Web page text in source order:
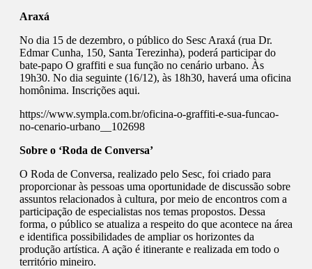
Araxá
No dia 15 de dezembro, o público do Sesc Araxá (rua Dr.
Edmar Cunha, 150, Santa Terezinha), poderá participar do
bate-papo O graffiti e sua função no cenário urbano. Às
19h30. No dia seguinte (16/12), às 18h30, haverá uma oficina
homônima. Inscrições aqui.
https://www.sympla.com.br/oficina-o-graffiti-e-sua-funcao-
no-cenario-urbano__102698
Sobre o ‘Roda de Conversa’
O Roda de Conversa, realizado pelo Sesc, foi criado para
proporcionar às pessoas uma oportunidade de discussão sobre
assuntos relacionados à cultura, por meio de encontros com a
participação de especialistas nos temas propostos. Dessa
forma, o público se atualiza a respeito do que acontece na área
e identifica possibilidades de ampliar os horizontes da
produção artística. A ação é itinerante e realizada em todo o
território mineiro.